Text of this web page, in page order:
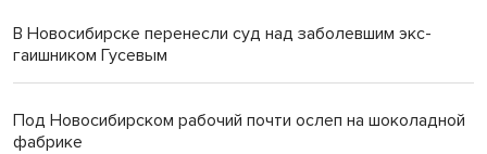
В Новосибирске перенесли суд над заболевшим экс-
гаишником Гусевым
Под Новосибирском рабочий почти ослеп на шоколадной
фабрике